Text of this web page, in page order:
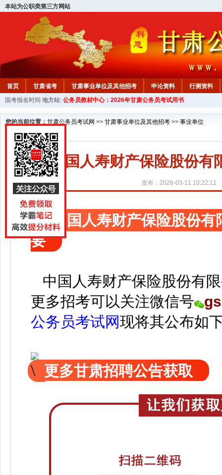
本站为公职类第三方网站
首页 甘肃省考 甘肃事业单位及其他招考 申论资料
行测资料
国考报名时间 地方站: 公务员教材中心：2026年甘肃公务员考试用书
您的当前位置： 甘肃公务员考试网 >> 甘肃事业单位及其他招考 >> 事业单位
中国人寿财产保险股份有
发布：2026-03-11 10:22:11
中国人寿财产保险股份
要
中国人寿财产保险股份有
更多招考可以关注微信号
公务员考试网现将其公布如
更多甘肃招聘公告获取